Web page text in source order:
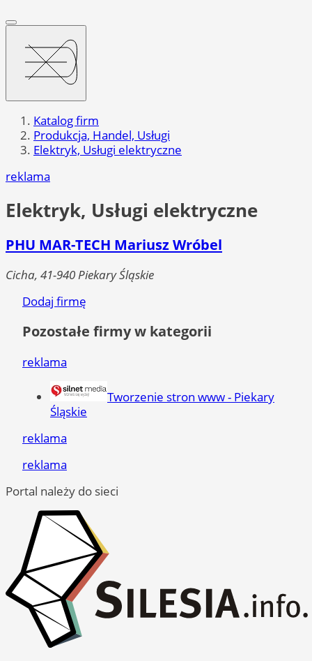
Katalog firm
Produkcja, Handel, Usługi
Elektryk, Usługi elektryczne
reklama
Elektryk, Usługi elektryczne
PHU MAR-TECH Mariusz Wróbel
Cicha, 41-940 Piekary Śląskie
Dodaj firmę
Pozostałe firmy w kategorii
reklama
Tworzenie stron www - Piekary
Śląskie
reklama
reklama
Portal należy do sieci